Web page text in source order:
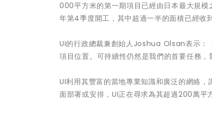
000平方米的第一期項目已經由日本最大規
年第4季度開工，其中超過一半的面積已經收
UI的行政總裁兼創始人Joshua Olsan表示：
項目位置。可持續性仍然是我們的首要任務
UI利用其豐富的當地專業知識和廣泛的網絡
面部署或安排，UI正在尋求為其超過200萬平